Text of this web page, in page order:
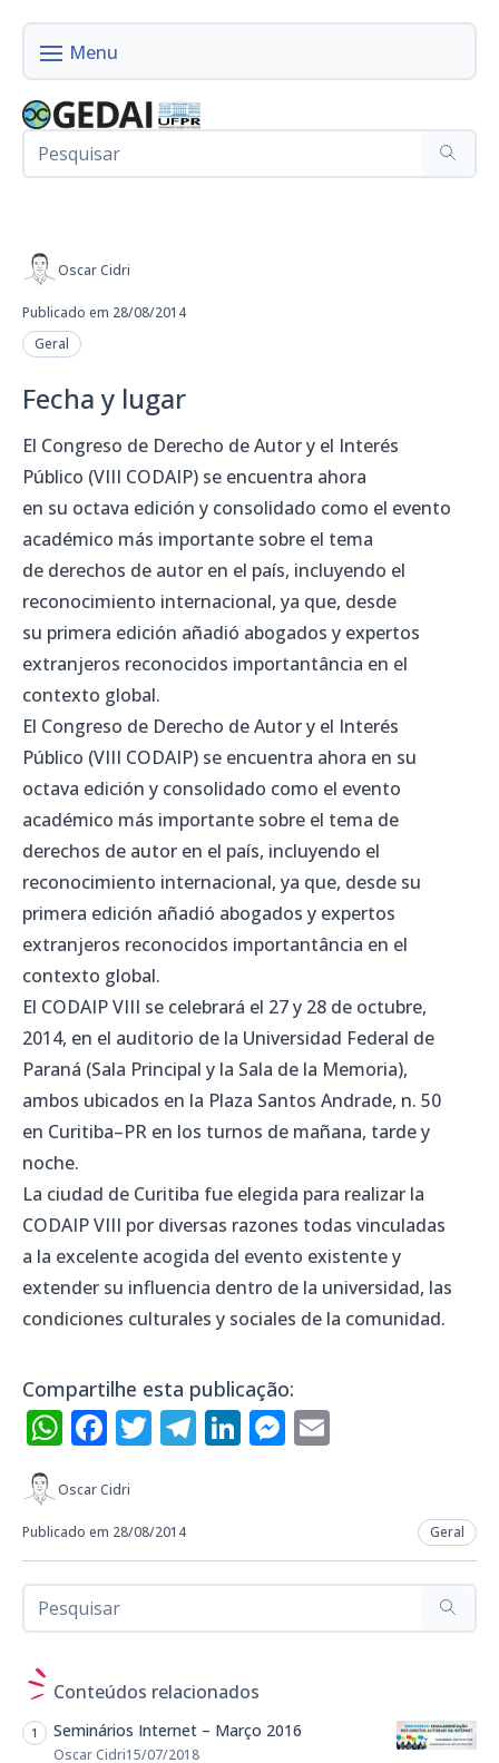
Oscar Cidri
Publicado em 28/08/2014
Geral
Fecha y lugar
El Congreso de Derecho de Autor y el Interés
Público (VIII CODAIP) se encuentra ahora
en su octava edición y consolidado como el evento
académico más importante sobre el tema
de derechos de autor en el país, incluyendo el
reconocimiento internacional, ya que, desde
su primera edición añadió abogados y expertos
extranjeros reconocidos importantância en el
contexto global.
El Congreso de Derecho de Autor y el Interés
Público (VIII CODAIP) se encuentra ahora en su
octava edición y consolidado como el evento
académico más importante sobre el tema de
derechos de autor en el país, incluyendo el
reconocimiento internacional, ya que, desde su
primera edición añadió abogados y expertos
extranjeros reconocidos importantância en el
contexto global.
El CODAIPVIII se celebrará el 27y 28 de octubre,
2014, en el auditorio de la Universidad Federal de
Paraná (Sala Principal y la Sala de la Memoria),
ambos ubicados en la Plaza Santos Andrade, n. 50
en Curitiba–PR en los turnos de mañana, tarde y
noche.
La ciudad de Curitiba fue elegida para realizar la
CODAIPVIII por diversas razones todas vinculadas
a la excelente acogida del evento existentey
extender su influencia dentro de la universidad, las
condiciones culturales y sociales de la comunidad.
Compartilhe esta publicação:
WhatsApp
Facebook
Twitter
Telegram
LinkedIn
Messenger
Oscar Cidri
Publicado em 28/08/2014 Geral
Conteúdos relacionados
Seminários Internet – Março 2016
Oscar Cidri15/07/2018